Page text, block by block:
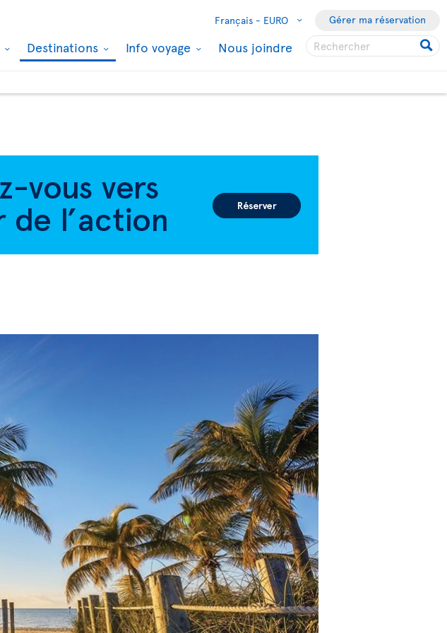
Français - EURO Gérer ma réservation
Destinations Info voyage Nous joindre